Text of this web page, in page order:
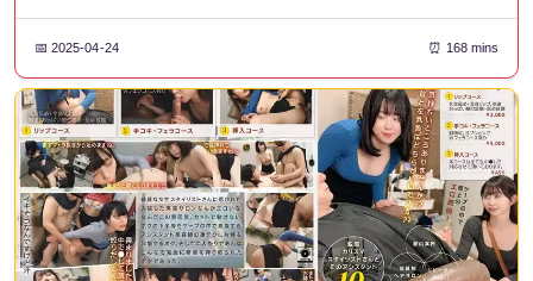
📅 2025-04-24 ⏰ 168 mins